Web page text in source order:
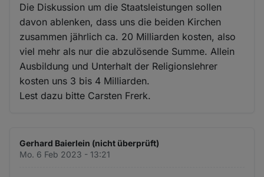
Die Diskussion um die Staatsleistungen sollen
davon ablenken, dass uns die beiden Kirchen
zusammen jährlich ca. 20 Milliarden kosten, also
viel mehr als nur die abzulösende Summe. Allein
Ausbildung und Unterhalt der Religionslehrer
kosten uns 3 bis 4 Milliarden.
Lest dazu bitte Carsten Frerk.
Gerhard Baierlein (nicht überprüft)
Mo. 6 Feb 2023 - 13:21